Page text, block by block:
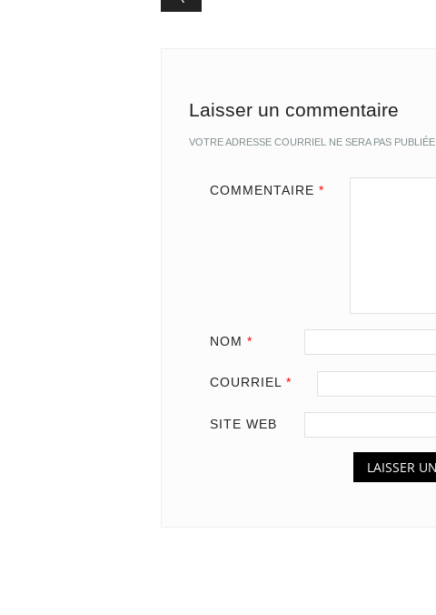
Post navigation
Laisser un commentaire
VOTRE ADRESSE COURRIEL NE SERA PAS PUBLIÉE.
COMMENTAIRE *
NOM *
COURRIEL *
SITE WEB